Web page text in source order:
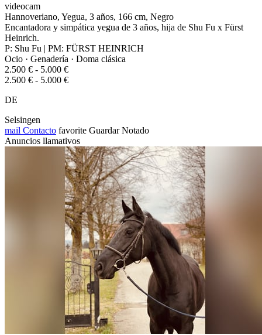
videocam
Hannoveriano, Yegua, 3 años, 166 cm, Negro
Encantadora y simpática yegua de 3 años, hija de Shu Fu x Fürst
Heinrich.
P: Shu Fu | PM: FÜRST HEINRICH
Ocio · Genadería · Doma clásica
2.500 € - 5.000 €
2.500 € - 5.000 €
DE
Selsingen
mail Contacto favorite Guardar Notado
Anuncios llamativos